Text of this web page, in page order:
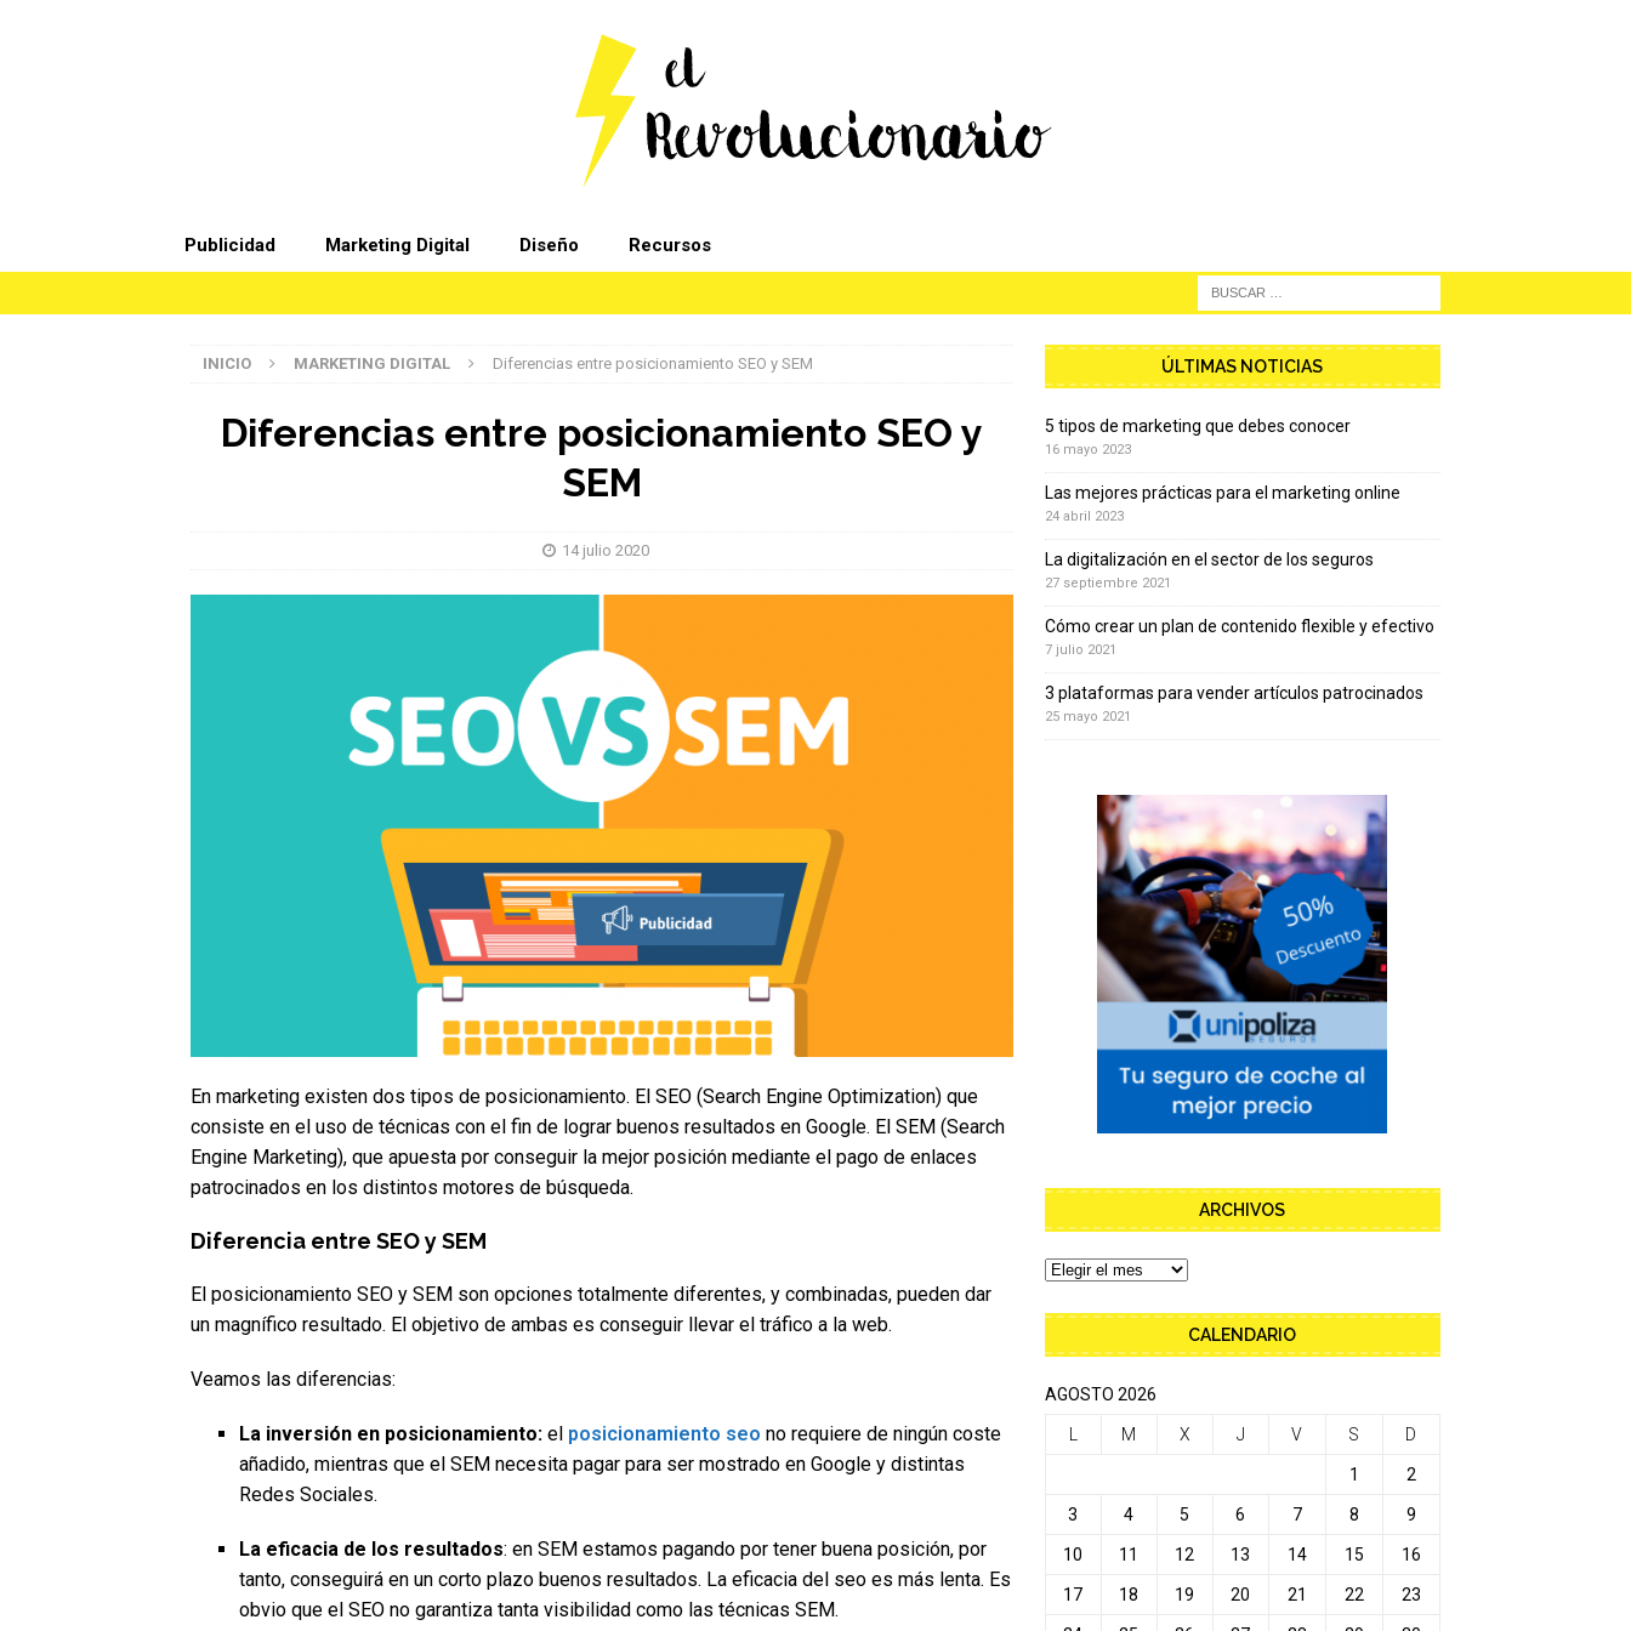
Publicidad Marketing Digital Diseño Recursos
INICIO MARKETING DIGITAL Diferencias entre posicionamiento SEO y SEM
Diferencias entre posicionamiento SEO y
SEM
14 julio 2020
En marketing existen dos tipos de posicionamiento. El SEO (Search Engine Optimization) que
consiste en el uso de técnicas con el fin de lograr buenos resultados en Google. El SEM (Search
Engine Marketing), que apuesta por conseguir la mejor posición mediante el pago de enlaces
patrocinados en los distintos motores de búsqueda.
Diferencia entre SEO y SEM
El posicionamiento SEO y SEM son opciones totalmente diferentes, y combinadas, pueden dar
un magnífico resultado. El objetivo de ambas es conseguir llevar el tráfico a la web.
Veamos las diferencias:
La inversión en posicionamiento: el posicionamiento seo no requiere de ningún coste
añadido, mientras que el SEM necesita pagar para ser mostrado en Google y distintas
Redes Sociales.
La eficacia de los resultados: en SEM estamos pagando por tener buena posición, por
tanto, conseguirá en un corto plazo buenos resultados. La eficacia del seo es más lenta. Es
obvio que el SEO no garantiza tanta visibilidad como las técnicas SEM.
ÚLTIMAS NOTICIAS
5 tipos de marketing que debes conocer
16 mayo 2023
Las mejores prácticas para el marketing online
24 abril 2023
La digitalización en el sector de los seguros
27 septiembre 2021
Cómo crear un plan de contenido flexible y efectivo
7 julio 2021
3 plataformas para vender artículos patrocinados
25 mayo 2021
ARCHIVOS
CALENDARIO
AGOSTO 2026
M X J V S D
1 2
3 4 5 6 7 8 9
10 11 12 13 14 15 16
17 18 19 20 21 22 23